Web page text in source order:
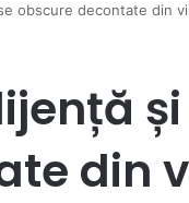
obscure decontate din
din